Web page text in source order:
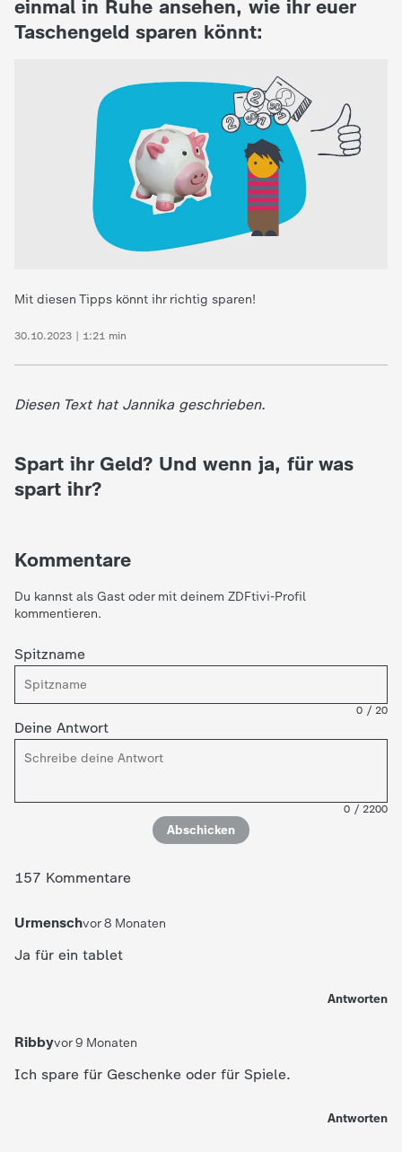
einmal in Ruhe ansehen, wie ihr euer
Taschengeld sparen könnt:
Mit diesen Tipps könnt ihr richtig sparen!
30.10.2023 | 1:21 min
Diesen Text hat Jannika geschrieben.
Spart ihr Geld? Und wenn ja, für was
spart ihr?
Kommentare
Du kannst als Gast oder mit deinem ZDFtivi-Profil
kommentieren.
Spitzname
0 / 20
Deine Antwort
0 / 2200
Abschicken
157 Kommentare
Urmenschvor 8 Monaten
Ja für ein tablet
Antworten
Ribbyvor 9 Monaten
Ich spare für Geschenke oder für Spiele.
Antworten